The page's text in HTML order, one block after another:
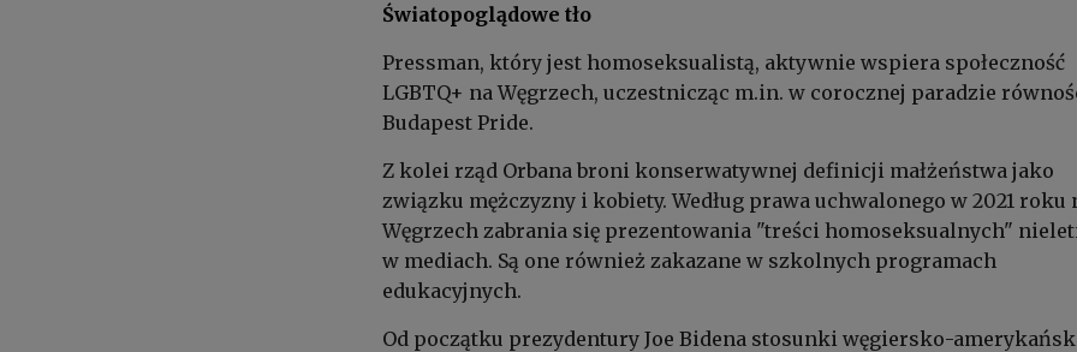
Światopoglądowe tło
Pressman, który jest homoseksualistą, aktywnie wspiera społeczność
LGBTQ+ na Węgrzech, uczestnicząc m.in. w corocznej paradzie
Budapest Pride.
Z kolei rząd Orbana broni konserwatywnej definicji małżeństwa jako
związku mężczyzny i kobiety. Według prawa uchwalonego w 2021 roku
Węgrzech zabrania się prezentowania "treści homoseksualnych"
w mediach. Są one również zakazane w szkolnych programach
edukacyjnych.
Od początku prezydentury Joe Bidena stosunki węgiersko-